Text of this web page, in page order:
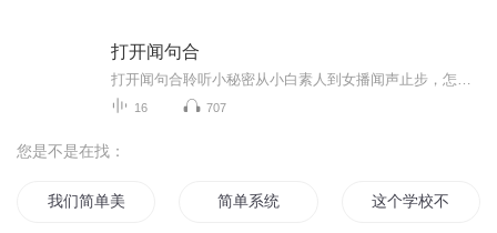
打开闻句合
16 707
您是不是在找：
我们简单美好的小时光 简单系统 这个学校不简单